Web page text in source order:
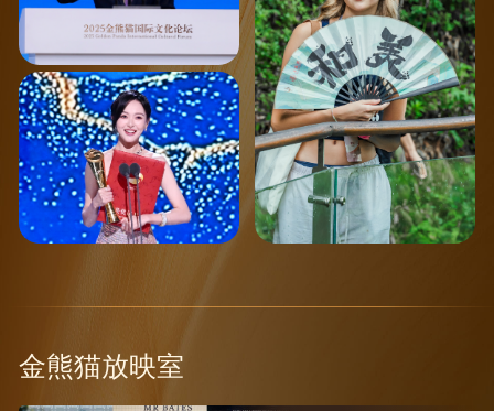
唐嫣 第二届金熊猫奖电视剧
单元最佳女主角
金熊猫放映室